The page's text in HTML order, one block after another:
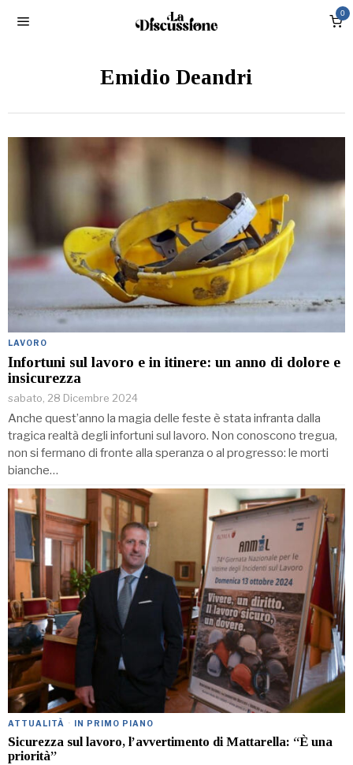
0
Emidio Deandri
LAVORO
Infortuni sul lavoro e in itinere: un anno di dolore e
insicurezza
sabato, 28 Dicembre 2024
Anche quest’anno la magia delle feste è stata infranta dalla
tragica realtà degli infortuni sul lavoro. Non conoscono tregua,
non si fermano di fronte alla speranza o al progresso: le morti
bianche…
ATTUALITÀ · IN PRIMO PIANO
Sicurezza sul lavoro, l’avvertimento di Mattarella: “È una
priorità”